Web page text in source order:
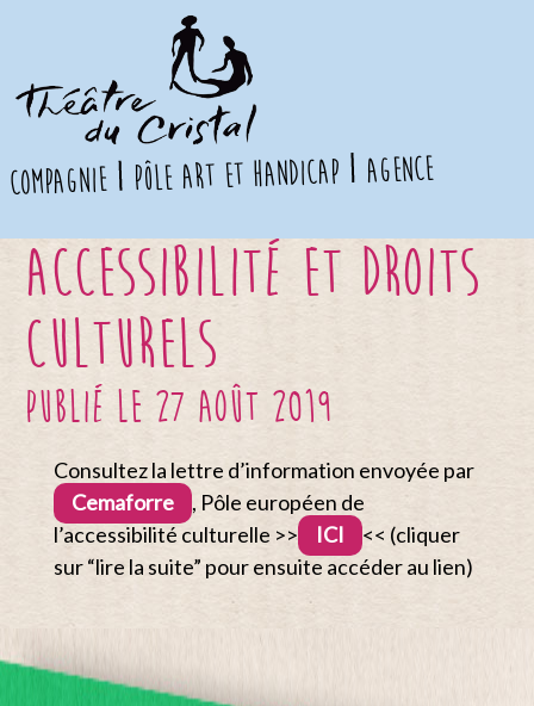
compagnie pôle art et handicap agence
Accessibilité et droits
culturels
publié le 27 août 2019
Consultez la lettre d’information envoyée par
Cemaforre
, Pôle européen de
l’accessibilité culturelle >>
ICI
<< (cliquer
sur “lire la suite” pour ensuite accéder au lien)